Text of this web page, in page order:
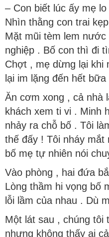
– Con biết lúc ấy mẹ
Nhìn thằng con trai
Mặt mũi tèm lem
nghiệp . Bố con thì đi
Chợt , mẹ dừng lại khi
lại im lặng đến hết
Ăn cơm xong , cả nhà
khách xem ti vi . Minh
nhảy ra chỗ bố . Tôi
thế đấy ! Tôi nháy mắt
bố mẹ tự nhiên nói
Vào phòng , hai đứa
Lòng thầm hi vọng bố
lỗi lầm của nhau . Dù
Một lát sau , chúng tôi
nhưng không thấy ai